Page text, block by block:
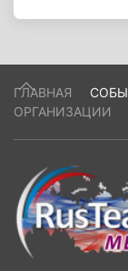
ГЛАВНАЯ
ОРГАНИЗАЦИИ